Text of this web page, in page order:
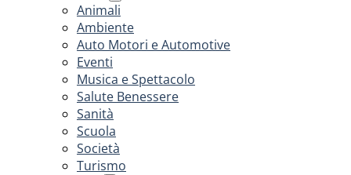
Animali
Ambiente
Auto Motori e Automotive
Eventi
Musica e Spettacolo
Salute Benessere
Sanità
Scuola
Società
Turismo